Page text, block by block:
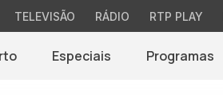
TELEVISÃO RÁDIO RTP PLAY
Especiais Programas